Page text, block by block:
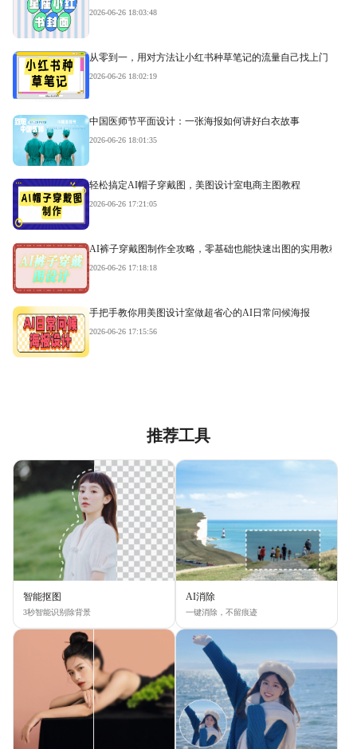
2026-06-26 18:03:48
从零到一，用对方法让小红书种草笔记的流量自己找上门
2026-06-26 18:02:19
中国医师节平面设计：一张海报如何讲好白衣故事
2026-06-26 18:01:35
轻松搞定AI帽子穿戴图，美图设计室电商主图教程
2026-06-26 17:21:05
AI裤子穿戴图制作全攻略，零基础也能快速出图的实用教程
2026-06-26 17:18:18
手把手教你用美图设计室做超省心的AI日常问候海报
2026-06-26 17:15:56
推荐工具
智能抠图
3秒智能识别除背景
AI消除
一键消除，不留痕迹